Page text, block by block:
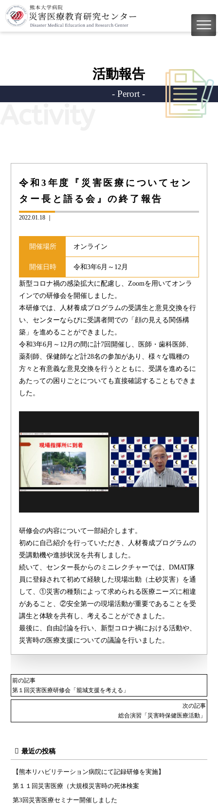
活動報告
- Perort -
令和3年度『災害医療についてセン
ター長と語る会』の終了報告
2022.01.18 ｜
開催場所 オンライン
開催日時 令和3年6月～12月
新型コロナ禍の感染拡大に配慮し、Zoomを用いてオンラ
インでの研修会を開催しました。
本研修では、人材養成プログラムの受講生と意見交換を行
い、センターならびに受講者間での「顔の見える関係構
築」を進めることができました。
令和3年6月～12月の間に計7回開催し、医師・歯科医師、
薬剤師、保健師など計28名の参加があり、様々な職種の
方々と有意義な意見交換を行うとともに、受講を進めるに
あたっての困りごとについても直接確認することもできま
した。
研修会の内容について一部紹介します。
初めに自己紹介を行っていただき、人材養成プログラムの
受講動機や進捗状況を共有しました。
続いて、センター長からのミニレクチャーでは、DMAT隊
員に登録されて初めて経験した現場出動（土砂災害）を通
して、①災害の種類によって求められる医療ニーズに相違
があること、②安全第一の現場活動が重要であることを受
講生と体験を共有し、考えることができました。
最後に、自由討論を行い、新型コロナ禍における活動や、
災害時の医療支援についての議論を行いました。
前の記事
第１回災害医療研修会「籠城支援を考える」
次の記事
総合演習「災害時保健医療活動」
最近の投稿
【熊本リハビリテーション病院にて記録研修を実施】
第１１回災害医療（大規模災害時の死体検案
第3回災害医療セミナー開催しました